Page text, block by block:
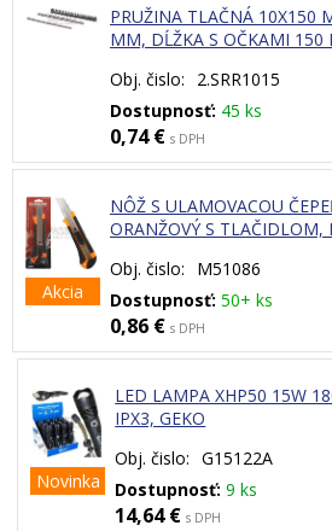
PRUŽINA TLAČNÁ 10X150
MM, DĹŽKA S OČKAMI 150
Obj. čislo:
2.SRR1015
Dostupnosť: 45 ks
0,74 € s DPH
Akcia
NÔŽ S ULAMOVACOU
ORANŽOVÝ S TLAČIDLOM,
Obj. čislo:
M51086
Dostupnosť: 50+ ks
0,86 € s DPH
Novinka
LED LAMPA XHP50 15W
IPX3, GEKO
Obj. čislo: G15122A
Dostupnosť: 9 ks
14,64 € s DPH